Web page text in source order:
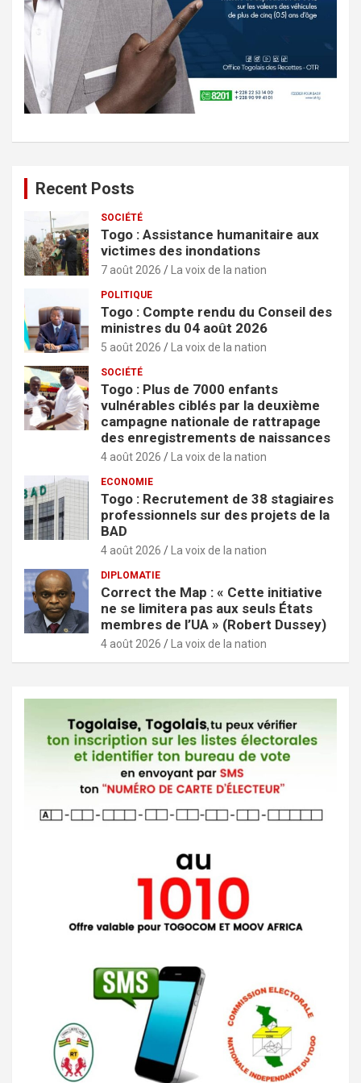
Recent Posts
SOCIÉTÉ
Togo : Assistance humanitaire aux
victimes des inondations
7 août 2026 La voix de la nation
POLITIQUE
Togo : Compte rendu du Conseil des
ministres du 04 août 2026
5 août 2026 La voix de la nation
SOCIÉTÉ
Togo : Plus de 7000 enfants
vulnérables ciblés par la deuxième
campagne nationale de rattrapage
des enregistrements de naissances
4 août 2026 La voix de la nation
ECONOMIE
Togo : Recrutement de 38 stagiaires
professionnels sur des projets de la
BAD
4 août 2026 La voix de la nation
DIPLOMATIE
Correct the Map : « Cette initiative
ne se limitera pas aux seuls États
membres de l’UA » (Robert Dussey)
4 août 2026 La voix de la nation